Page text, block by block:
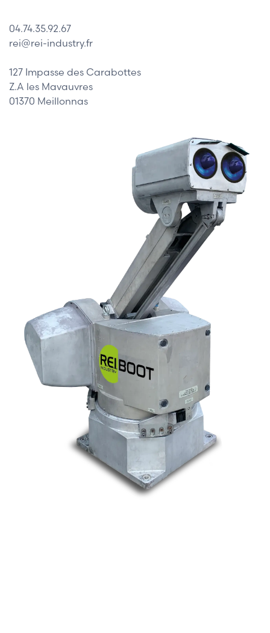
04.74.35.92.67
rei@rei-industry.fr
127 Impasse des Carabottes
Z.A les Mavauvres
01370 Meillonnas